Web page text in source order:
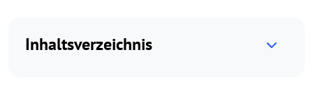
Inhaltsverzeichnis